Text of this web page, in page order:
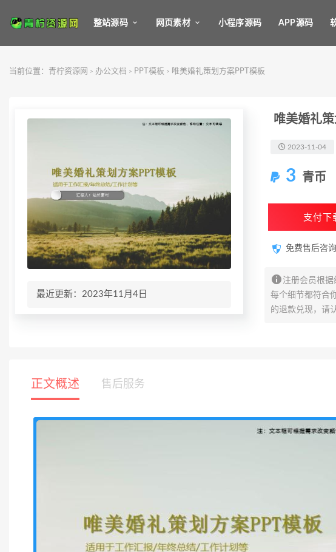
整站源码 网页素材 小程序源码 APP源码
当前位置： 青柠资源网 > 办公文档 > PPT模板 > 唯美婚礼策划方案PPT模板
最近更新：2023年11月4日
唯美婚礼
2023-11-04
3 青币
支付下
免费售后咨询
注册会员根
每个细节都符合
的退款兑现，请
正文概述 售后服务